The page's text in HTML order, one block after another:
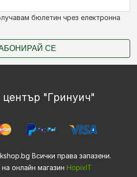
бюлетин чрез електронна
СЕ
"Гринуич"
Всички права запазени.
онлайн магазин HopixIT